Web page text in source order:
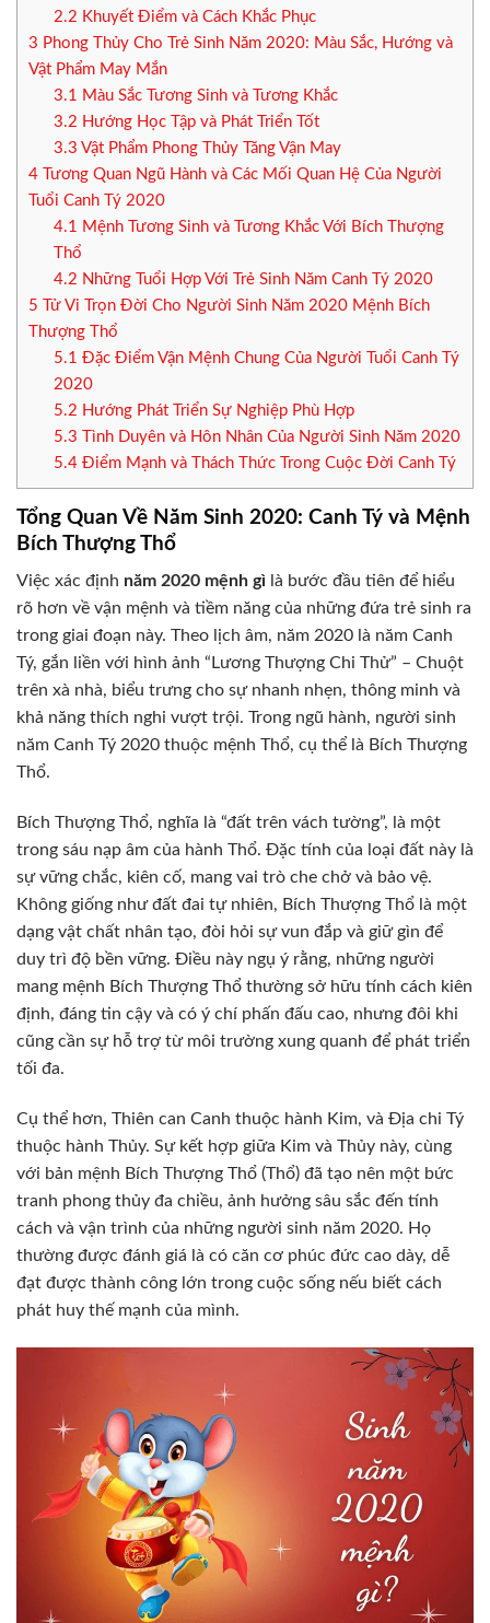
2.2 Khuyết Điểm và Cách Khắc Phục
3 Phong Thủy Cho Trẻ Sinh Năm 2020: Màu Sắc, Hướng và
Vật Phẩm May Mắn
3.1
Màu Sắc Tương Sinh và Tương Khắc
3.2 Hướng Học Tập và Phát Triển Tốt
3.3 Vật Phẩm Phong Thủy Tăng Vận May
4 Tương Quan Ngũ Hành và Các Mối Quan Hệ Của Người
Tuổi Canh Tý 2020
4.1
Mệnh Tương Sinh và Tương Khắc Với Bích Thượng
Thổ
4.2 Những Tuổi Hợp Với Trẻ Sinh Năm Canh Tý 2020
5 Tử Vi Trọn Đời Cho Người Sinh Năm 2020 Mệnh Bích
Thượng Thổ
5.1 Đặc Điểm Vận Mệnh Chung Của Người Tuổi Canh Tý
2020
5.2 Hướng Phát Triển Sự Nghiệp Phù Hợp
5.3 Tình Duyên và Hôn Nhân Của Người Sinh Năm 2020
5.4Điểm Mạnh và Thách Thức Trong Cuộc Đời Canh Tý
Tổng Quan Về Năm Sinh 2020: Canh Tý và Mệnh
Bích Thượng Thổ
Việc xác định năm 2020 mệnh gì là bước đầu tiên để hiểu
rõ hơn về vận mệnh và tiềm năng của những đứa trẻ sinh ra
trong giai đoạn này. Theo lịch âm, năm 2020 là năm Canh
Tý, gắn liền với hình ảnh “Lương Thượng Chi Thử” – Chuột
trên xà nhà, biểu trưng cho sự nhanh nhẹn, thông minh và
khả năng thích nghi vượt trội. Trong ngũ hành, người sinh
năm Canh Tý 2020 thuộc mệnh Thổ, cụ thể là Bích Thượng
Thổ.
Bích Thượng Thổ, nghĩa là “đất trên vách tường”, là một
trong sáu nạp âm của hành Thổ. Đặc tính của loại đất này là
sự vững chắc, kiên cố, mang vai trò che chở và bảo vệ.
Không giống như đất đai tự nhiên, Bích Thượng Thổ là một
dạng vật chất nhân tạo, đòi hỏi sự vun đắp và giữ gìn để
duy trì độ bền vững. Điều này ngụ ý rằng, những người
mang mệnh Bích Thượng Thổ thường sở hữu tính cách kiên
định, đáng tin cậy và có ý chí phấn đấu cao, nhưng đôi khi
cũng cần sự hỗ trợ từ môi trường xung quanh để phát triển
tối đa.
Cụ thể hơn, Thiên can Canh thuộc hành Kim, và Địa chi Tý
thuộc hành Thủy. Sự kết hợp giữa Kim và Thủy này, cùng
với bản mệnh Bích Thượng Thổ (Thổ) đã tạo nên một bức
tranh phong thủy đa chiều, ảnh hưởng sâu sắc đến tính
cách và vận trình của những người sinh năm 2020. Họ
thường được đánh giá là có căn cơ phúc đức cao dày, dễ
đạt được thành công lớn trong cuộc sống nếu biết cách
phát huy thế mạnh của mình.